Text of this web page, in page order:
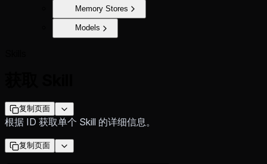
Memory Stores
Models
复制页面
根据 ID 获取单个 Skill 的详细信息。
复制页面